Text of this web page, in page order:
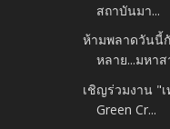
สถาบันมา...
ห้ามพลาดวันนี้
หลาย...มหาส
เชิญร่วมงาน "
Green Cr...